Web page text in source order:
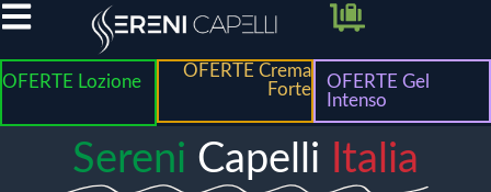
OFERTE Lozione
OFERTE Crema
Forte
OFERTE Gel
Intenso
Sereni Capelli Italia